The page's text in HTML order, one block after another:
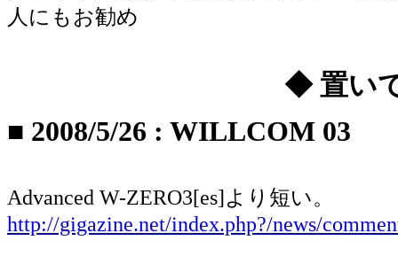
人にもお勧め
◆ 置い
■ 2008/5/26 : WILLCOM 03
Advanced W-ZERO3[es]より短い。
http://gigazine.net/index.php?/news/